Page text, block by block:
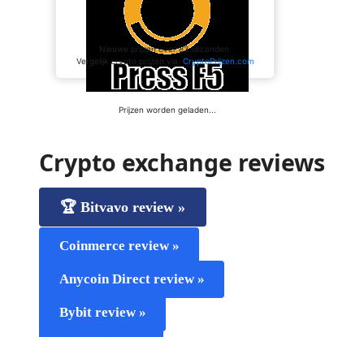
Crypto exchange reviews
🏆 Bitvavo review »
Coinmerce review »
Anycoin Direct review »
Bybit review »